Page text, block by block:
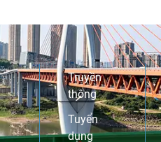
Truyền
thông
Tuyển
dụng